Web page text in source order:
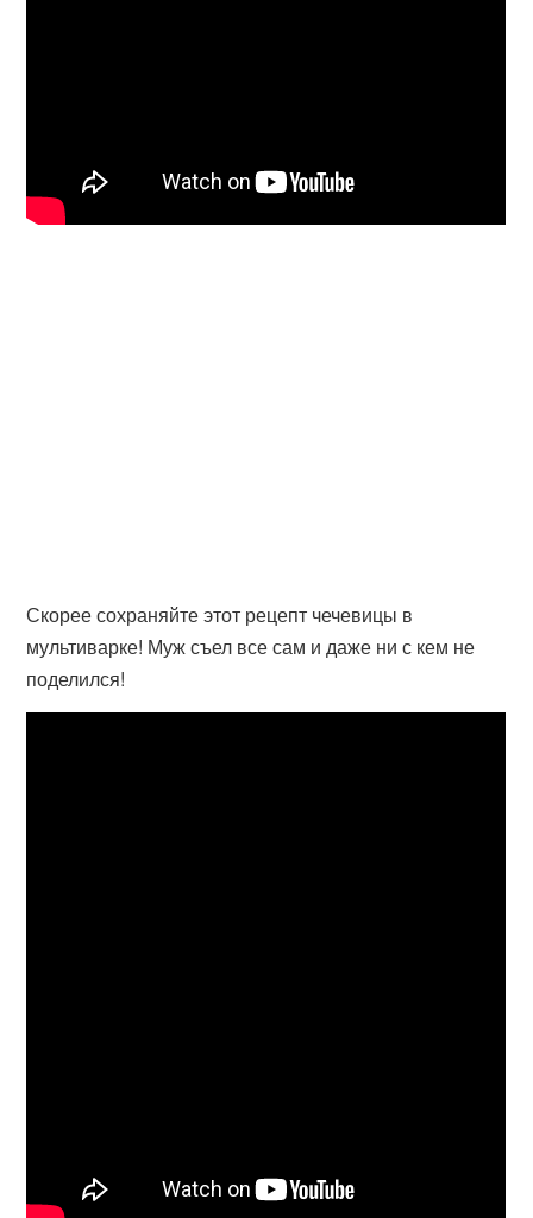
Скорее сохраняйте этот рецепт чечевицы в
мультиварке! Муж съел все сам и даже ни с кем не
поделился!